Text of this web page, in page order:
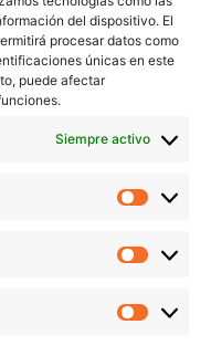
del dispositivo. El
procesar datos como
únicas en este
puede afectar
Siempre activo
Política de Privacidad|